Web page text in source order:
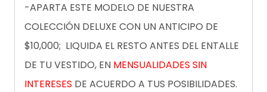
-APARTA ESTE MODELO DE NUESTRA
COLECCIÓN DELUXE CON UN ANTICIPO DE
$10,000; LIQUIDA EL RESTO ANTES DEL ENTALLE
DE TU VESTIDO, EN MENSUALIDADES SIN
INTERESES DE ACUERDO A TUS POSIBILIDADES.